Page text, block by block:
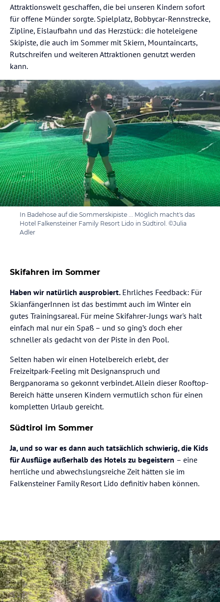
Attraktionswelt geschaffen, die bei unseren Kindern sofort
für offene Münder sorgte. Spielplatz, Bobbycar-Rennstrecke,
Zipline, Eislaufbahn und das Herzstück: die hoteleigene
Skipiste, die auch im Sommer mit Skiern, Mountaincarts,
Rutschreifen und weiteren Attraktionen genutzt werden
kann.
In Badehose auf die Sommerskipiste ... Möglich macht's das
Hotel Falkensteiner Family Resort Lido in Südtirol. ©Julia
Adler
Skifahren im Sommer
Haben wir natürlich ausprobiert. Ehrliches Feedback: Für
SkianfängerInnen ist das bestimmt auch im Winter ein
gutes Trainingsareal. Für meine Skifahrer-Jungs war's halt
einfach mal nur ein Spaß – und so ging’s doch eher
schneller als gedacht von der Piste in den Pool.
Selten haben wir einen Hotelbereich erlebt, der
Freizeitpark-Feeling mit Designanspruch und
Bergpanorama so gekonnt verbindet. Allein dieser Rooftop-
Bereich hätte unseren Kindern vermutlich schon für einen
kompletten Urlaub gereicht.
Südtirol im Sommer
Ja, und so war es dann auch tatsächlich schwierig, die Kids
für Ausflüge außerhalb des Hotels zu begeistern – eine
herrliche und abwechslungsreiche Zeit hätten sie im
Falkensteiner Family Resort Lido definitiv haben können.